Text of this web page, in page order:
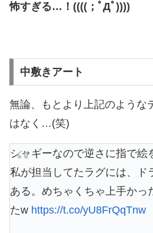
怖すぎる…！((((；ﾟДﾟ))))
中敷きアート
無論、もとより上記のような
はなく…(笑)
シャギーなので逆さに指で絵
私が担当してたラグには、ド
ある。めちゃくちゃ上手かっ
たw https://t.co/yU8FrQqTnw